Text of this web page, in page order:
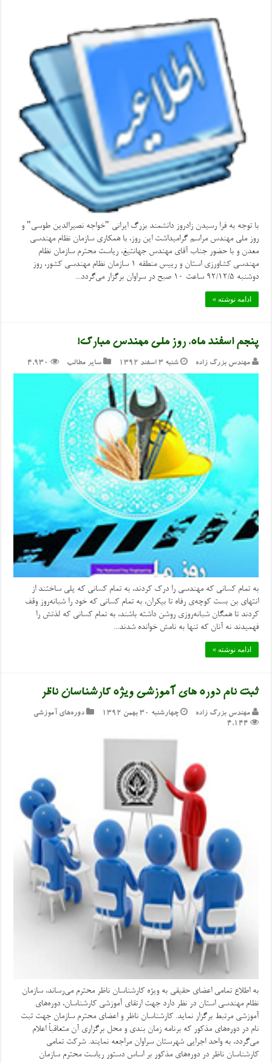
با توجه به فرا رسیدن زادروز دانشمند بزرگ ایرانی "خواجه نصیرالدین طوسی" و
روز ملی مهندس مراسم گرامیداشت این روز، با همکاری سازمان نظام مهندسی
معدن و با حضور جناب آقای مهندس جهانتیغ، ریاست محترم سازمان نظام
مهندسی کشاورزی استان و رییس منطقه 1 سازمان نظام مهندسی کشور، روز
دوشنبه 92/12/5 ساعت 10 صبح در سراوان برگزار می‌گردد...
ادامه نوشته »
پنجم اسفند ماه، روز ملی مهندس مبارک!
مهندس بزرگ زاده شنبه ۳ اسفند ۱۳۹۲ سایر مطالب 4,930
به تمام کسانی که مهندسی را درک کردند، به تمام کسانی که پلی ساختند از
انتهای بن بست کوچه‌ی رفاه تا بیکران، به تمام کسانی که خود را شبانه‌روز وقف
کردند تا همگان شبانه‌روزی روشن داشته باشند، به تمام کسانی که لذتش را
فهمیدند نه آنان که تنها به نامش خوانده شدند...
ادامه نوشته »
ثبت نام دوره های آموزشی ویژه کارشناسان ناظر
مهندس بزرگ زاده چهارشنبه ۳۰ بهمن ۱۳۹۲
دوره‌های آموزشی
4,144
به اطلاع تمامی اعضای حقیقی به ویژه کارشناسان ناظر محترم می‌رساند، سازمان
نظام مهندسی استان در نظر دارد جهت ارتقای آموزشی کارشناسان، دوره‌های
آموزشی مرتبط برگزار نماید. کارشناسان ناظر و اعضای محترم سازمان جهت ثبت
نام در دوره‌های مذکور که برنامه زمان بندی و محل برگزاری آن متعاقباً اعلام
می‌گردد، به واحد اجرایی شهرستان سراوان مراجعه نمایند. شرکت تمامی
کارشناسان ناظر در دوره‌های مذکور بر اساس دستور ریاست محترم سازمان